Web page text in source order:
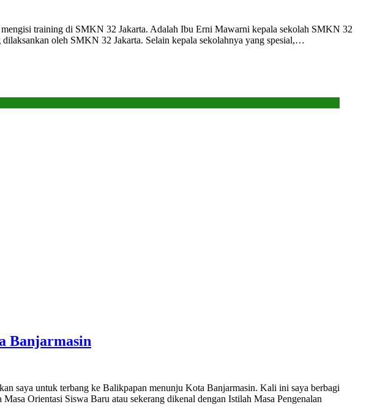
training di SMKN 32 Jakarta. Adalah Ibu Erni Mawarni kepala sekolah SMKN 32
dilaksankan oleh SMKN 32 Jakarta. Selain kepala sekolahnya yang spesial,…
Banjarmasin
saya untuk terbang ke Balikpapan menunju Kota Banjarmasin. Kali ini saya berbagi
Orientasi Siswa Baru atau sekerang dikenal dengan Istilah Masa Pengenalan